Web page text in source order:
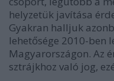
helyzetük javítása
Gyakran halljuk
lehetősége 2010-ben
Magyarországon. Az
sztrájkhoz való jog,